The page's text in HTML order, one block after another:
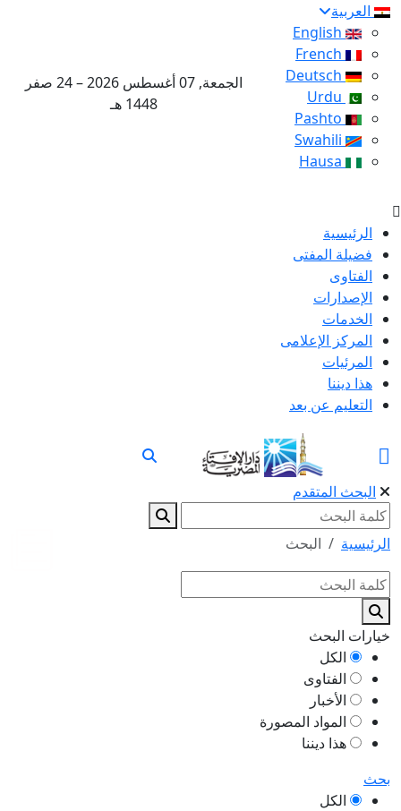
العربية
الجمعة, 07 أغسطس 2026 – 24 صفر
1448 هـ
الرئيسية
فضيلة المفتى
الفتاوى
الإصدارات
الخدمات
المركز الإعلامى
المرئيات
هذا ديننا
التعليم عن بعد
البحث المتقدم
الرئيسية البحث
خيارات البحث
الكل
الفتاوى
الأخبار
المواد المصورة
هذا ديننا
بحث
الكل